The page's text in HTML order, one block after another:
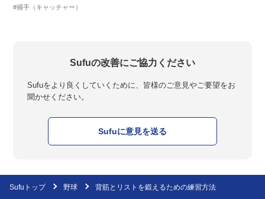
#捕手（キャッチャー）
Sufuの改善にご協力ください
Sufuをより良くしていくために、皆様のご意見やご要望をお
聞かせください。
Sufuに意見を送る
Sufuトップ 野球 背筋とリストを鍛えるための練習方法